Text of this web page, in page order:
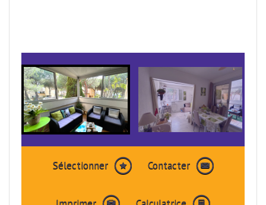
Sélectionner Contacter